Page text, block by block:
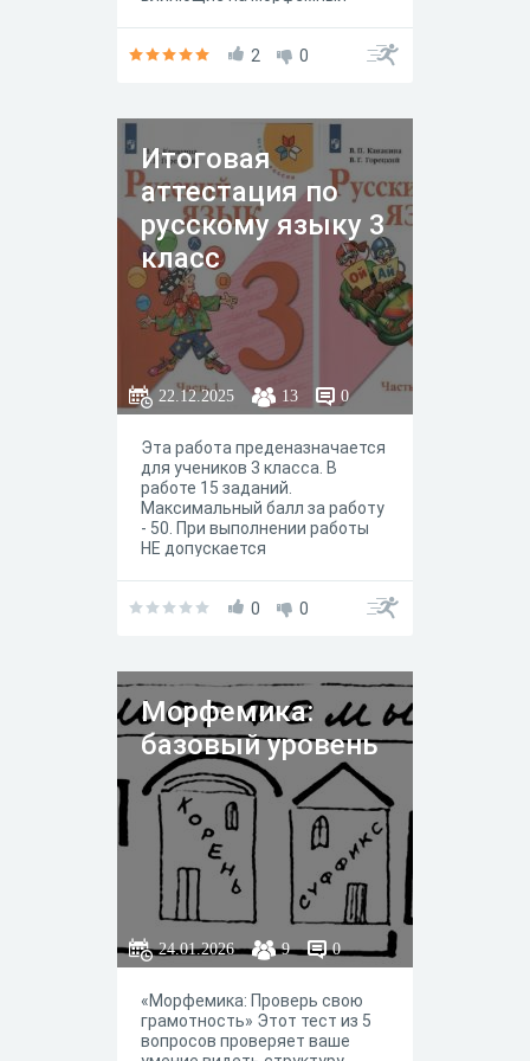
терминологию.
2 0
Итоговая
аттестация по
русскому языку 3
класс
22.12.2025 13 0
Эта работа преденазначается
для учеников 3 класса. В
работе 15 заданий.
Максимальный балл за работу
- 50. При выполнении работы
НЕ допускается
учебников, рабочих тетрадей,
словарей и т.д.) и цифровых
справочных материалов. На
выполнение работы отводится
45 минут. Удачи
0 0
Морфемика:
базовый уровень
24.01.2026 9 0
«Морфемика: Проверь свою
грамотность» Этот тест из 5
вопросов проверяет ваше